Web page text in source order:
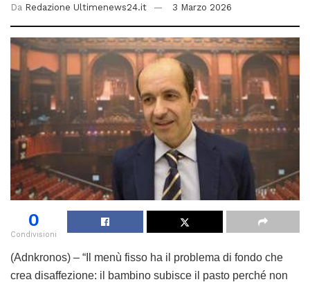
Da Redazione Ultimenews24.it 3 Marzo 2026
0
Condivisioni
(Adnkronos) – “Il menù fisso ha il problema di fondo che
crea disaffezione: il bambino subisce il pasto perché non